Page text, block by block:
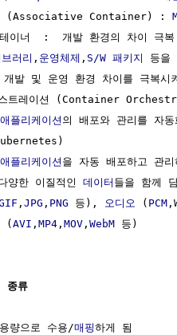
(Associative Container) :
이너  :  개발 환경의 차이 극
러리 , 운영체제 , S/W 패키지
등을
발 및 운영 환경 차이를 극복시
트레이션 (Container
애플리케이션 의 배포와 관리를 자동
애플리케이션 을 자동 배포하고 관
양한 이질적인
데이터 들을 함께
, JPG , PNG 등), 오디오 ( PCM
(AVI , MP4 , MOV , WebM 등)
종류
량으로 수용/매핑하게 됨